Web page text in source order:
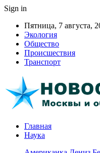
Sign in
Пятница, 7 августа,
Экология
Общество
Происшествия
Транспорт
Главная
Наука